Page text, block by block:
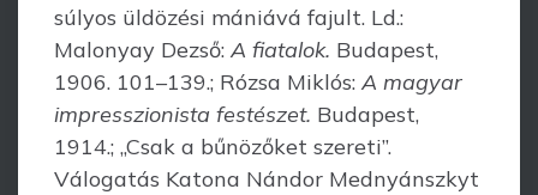
súlyos üldözési mániává fajult. Ld.:
Malonyay Dezső: A fiatalok. Budapest,
1906. 101–139.; Rózsa Miklós: A magyar
impresszionista festészet. Budapest,
1914.; „Csak a bűnö­zőket szereti”.
Válogatás Katona Nándor Mednyánszkyt